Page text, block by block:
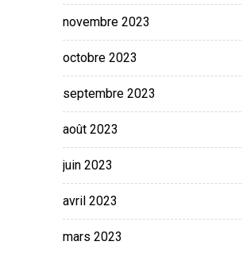
novembre 2023
octobre 2023
septembre 2023
août 2023
juin 2023
avril 2023
mars 2023